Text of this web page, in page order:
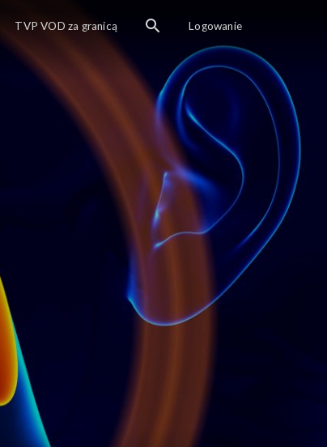
TVP VOD za granicą Logowanie